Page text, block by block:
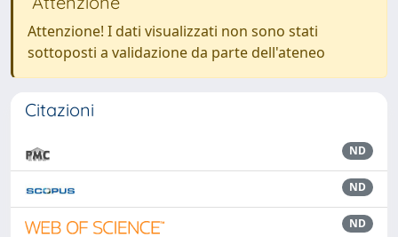
Attenzione! I dati visualizzati non sono stati
sottoposti a validazione da parte dell'ateneo
Citazioni
ND
ND
ND